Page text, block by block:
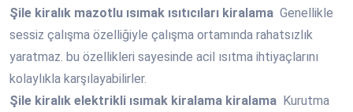
Şile kiralık mazotlu ısımak ısıtıcıları kiralama Genellikle
sessiz çalışma özelliğiyle çalışma ortamında rahatsızlık
yaratmaz. bu özellikleri sayesinde acil ısıtma ihtiyaçlarını
kolaylıkla karşılayabilirler.
Şile kiralık elektrikli ısımak kiralama kiralama Kurutma